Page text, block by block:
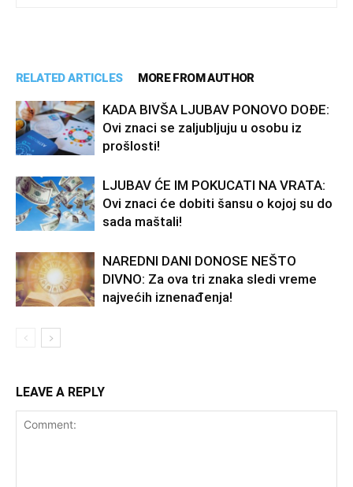
RELATED ARTICLES MORE FROM AUTHOR
KADA BIVŠA LJUBAV PONOVO DOĐE:
Ovi znaci se zaljubljuju u osobu iz
prošlosti!
LJUBAV ĆE IM POKUCATI NA VRATA:
Ovi znaci će dobiti šansu o kojoj su do
sada maštali!
NAREDNI DANI DONOSE NEŠTO
DIVNO: Za ova tri znaka sledi vreme
najvećih iznenađenja!
LEAVE A REPLY